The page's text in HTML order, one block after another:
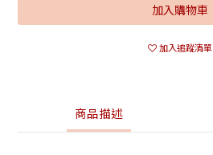
加入購物車
加入追蹤清單
商品描述